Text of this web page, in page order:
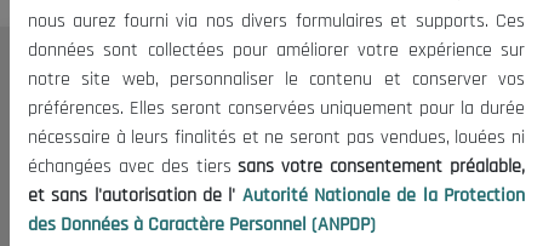
Le CNESE
A Propos
Le président
Organisation
Publications
nous aurez fourni via nos divers formulaires et supports. Ces
données sont collectées pour améliorer votre expérience sur
notre site web, personnaliser le contenu et conserver vos
préférences. Elles seront conservées uniquement pour la durée
nécessaire à leurs finalités et ne seront pas vendues, louées ni
échangées avec des tierssans votre consentement préalable,
et sans l'autorisation de l' Autorité Nationale de la Protection
des Données à Caractère Personnel (ANPDP)